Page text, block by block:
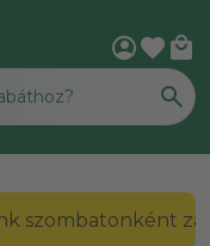
account_circlefavorite local_mall
szombatonként